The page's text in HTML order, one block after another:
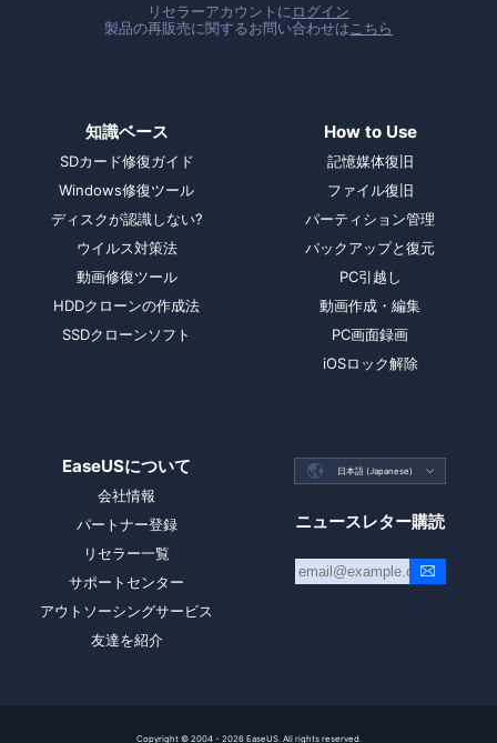
リセラーアカウントに ログイン
製品の再販売に関するお問い合わせは こちら
知識ベース
SDカード修復ガイド
Windows修復ツール
ディスクが認識しない?
ウイルス対策法
動画修復ツール
HDDクローンの作成法
SSDクローンソフト
How to Use
記憶媒体復旧
ファイル復旧
パーティション管理
バックアップと復元
PC引越し
動画作成・編集
PC画面録画
iOSロック解除
EaseUSについて
会社情報
パートナー登録
リセラー一覧
サポートセンター
アウトソーシングサービス
友達を紹介
 日本語 (Japanese) 
ニュースレター購読
Copyright © 2004 - 2026EaseUS. All rights reserved.